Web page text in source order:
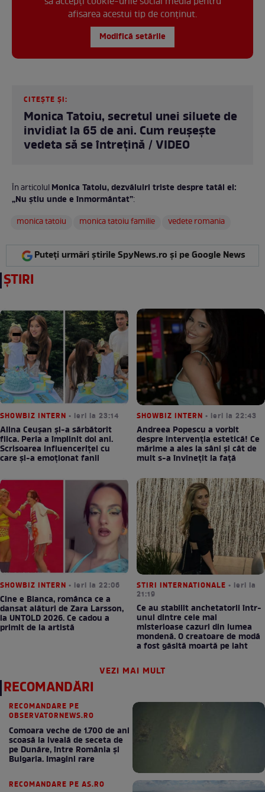
afisarea acestui tip de conținut.
Modifică setările
CITEȘTE ȘI:
Monica Tatoiu, secretul unei siluete de
invidiat la 65 de ani. Cum reușește
vedeta să se întrețină / VIDEO
În articolulMonica Tatoiu, dezvăluiri triste despre tatăl ei:
„Nu știu unde e înmormântat”:
monica tatoiu
monica tatoiu familie vedete romania
Puteți urmări știrile SpyNews.ro și pe Google News
ȘTIRI
SHOWBIZ INTERN • ieri la 23:14
Alina Ceușan și-a sărbătorit
fiica. Perla a împlinit doi ani.
Scrisoarea influenceriței cu
care și-a emoționat fanii
SHOWBIZ INTERN • ieri la 22:43
Andreea Popescu a vorbit
despre intervenția estetică! Ce
mărime a ales la sâni și cât de
mult s-a învinețit la față
SHOWBIZ INTERN • ieri la 22:06
Cine e Bianca, românca ce a
dansat alături de Zara Larsson,
la UNTOLD 2026. Ce cadou a
primit de la artistă
STIRI INTERNATIONALE • ieri la
21:19
Ce au stabilit anchetatorii într-
unul dintre cele mai
misterioase cazuri din lumea
mondenă. O creatoare de modă
a fost găsită moartă pe iaht
VEZI MAI MULT
RECOMANDĂRI
RECOMANDARE PE
OBSERVATORNEWS.RO
Comoara veche de 1.700 de ani
scoasă la iveală de seceta de
pe Dunăre, între România şi
Bulgaria. Imagini rare
RECOMANDARE PE AS.RO